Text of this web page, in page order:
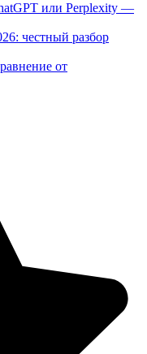
или Perplexity —
честный разбор
от